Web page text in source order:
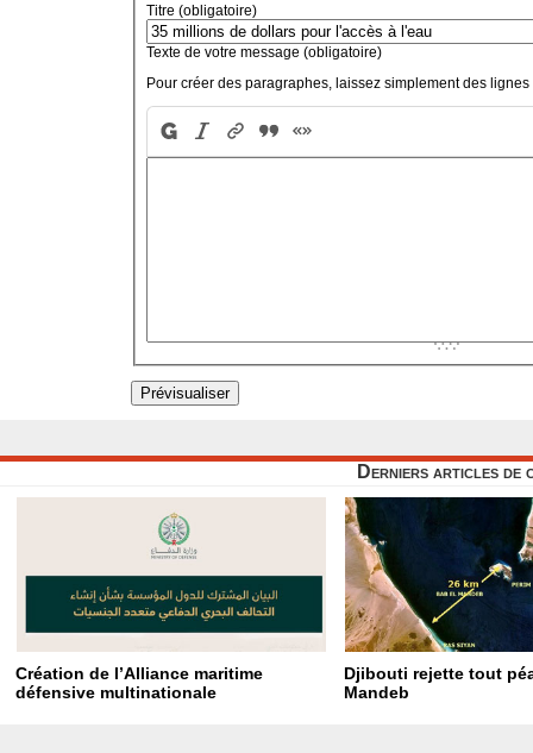
Titre (obligatoire)
Texte de votre message (obligatoire)
Pour créer des paragraphes, laissez simplement des lignes
Derniers articles de
Création de l’Alliance maritime
défensive multinationale
Djibouti rejette tout
Mandeb